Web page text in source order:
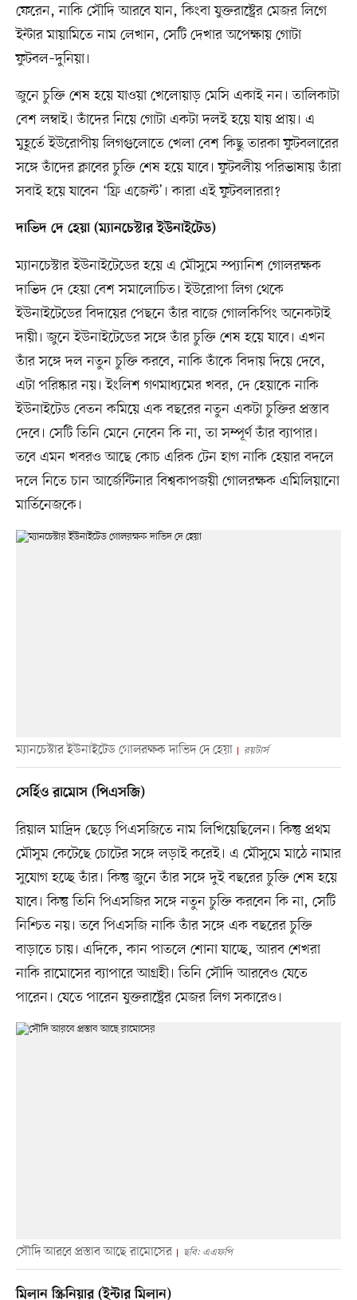
ফেরেন, নাকি সৌদি আরবে যান, কিংবা যুক্তরাষ্ট্রের মেজর লিগে
ইন্টার মায়ামিতে নাম লেখান, সেটি দেখার অপেক্ষায় গোটা
ফুটবল–দুনিয়া।
জুনে চুক্তি শেষ হয়ে যাওয়া খেলোয়াড় মেসি একাই নন। তালিকাটা
বেশ লম্বাই। তাঁদের নিয়ে গোটা একটা দলই হয়ে যায় প্রায়। এ
মুহূর্তে ইউরোপীয় লিগগুলোতে খেলা বেশ কিছু তারকা ফুটবলারের
সঙ্গে তাঁদের ক্লাবের চুক্তি শেষ হয়ে যাবে। ফুটবলীয় পরিভাষায় তাঁরা
সবাই হয়ে যাবেন ‘ফ্রি এজেন্ট’। কারা এই ফুটবলাররা?
দাভিদ দে হেয়া (ম্যানচেস্টার ইউনাইটেড)
ম্যানচেস্টার ইউনাইটেডের হয়ে এ মৌসুমে স্প্যানিশ গোলরক্ষক
দাভিদ দে হেয়া বেশ সমালোচিত। ইউরোপা লিগ থেকে
ইউনাইটেডের বিদায়ের পেছনে তাঁর বাজে গোলকিপিং অনেকটাই
দায়ী। জুনে ইউনাইটেডের সঙ্গে তাঁর চুক্তি শেষ হয়ে যাবে। এখন
তাঁর সঙ্গে দল নতুন চুক্তি করবে, নাকি তাঁকে বিদায় দিয়ে দেবে,
এটা পরিষ্কার নয়। ইংলিশ গণমাধ্যমের খবর, দে হেয়াকে নাকি
ইউনাইটেড বেতন কমিয়ে এক বছরের নতুন একটা চুক্তির প্রস্তাব
দেবে। সেটি তিনি মেনে নেবেন কি না, তা সম্পূর্ণ তাঁর ব্যাপার।
তবে এমন খবরও আছে কোচ এরিক টেন হাগ নাকি হেয়ার বদলে
দলে নিতে চান আর্জেন্টিনার বিশ্বকাপজয়ী গোলরক্ষক এমিলিয়ানো
মার্তিনেজকে।
ম্যানচেস্টার ইউনাইটেড গোলরক্ষক দাভিদ দে হেয়া রয়টার্স
সের্হিও রামোস (পিএসজি)
রিয়াল মাদ্রিদ ছেড়ে পিএসজিতে নাম লিখিয়েছিলেন। কিন্তু প্রথম
মৌসুম কেটেছে চোটের সঙ্গে লড়াই করেই। এ মৌসুমে মাঠে নামার
সুযোগ হচ্ছে তাঁর। কিন্তু জুনে তাঁর সঙ্গে দুই বছরের চুক্তি শেষ হয়ে
যাবে। কিন্তু তিনি পিএসজির সঙ্গে নতুন চুক্তি করবেন কি না, সেটি
নিশ্চিত নয়। তবে পিএসজি নাকি তাঁর সঙ্গে এক বছরের চুক্তি
বাড়াতে চায়। এদিকে, কান পাতলে শোনা যাচ্ছে, আরব শেখরা
নাকি রামোসের ব্যাপারে আগ্রহী। তিনি সৌদি আরবেও যেতে
পারেন। যেতে পারেন যুক্তরাষ্ট্রের মেজর লিগ সকারেও।
সৌদি আরবে প্রস্তাব আছে রামোসের ছবি: এএফপি
মিলান স্ক্রিনিয়ার (ইন্টার মিলান)